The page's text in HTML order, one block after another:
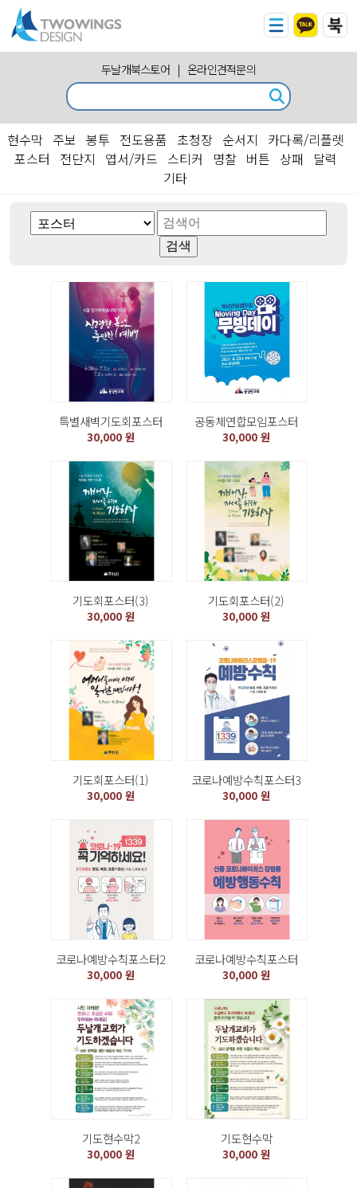
두날개북스토어 | 온라인견적문의
현수막 주보 봉투 전도용품 초청장 순서지
카다록/리플렛
포스터
전단지 엽서/카드 스티커 명찰 버튼 상패
달력
기타
특별새벽기도회포스터
30,000 원
공동체연합모임포스터
30,000 원
기도회포스터(3)
30,000 원
기도회포스터(2)
30,000 원
기도회포스터(1)
30,000 원
코로나예방수칙포스터3
30,000 원
코로나예방수칙포스터2
30,000 원
코로나예방수칙포스터
30,000 원
기도현수막2
30,000 원
기도현수막
30,000 원